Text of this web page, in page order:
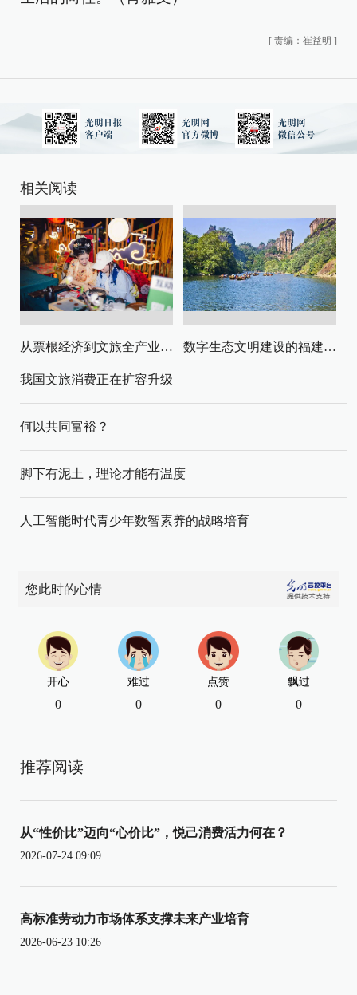
[ 责编：崔益明 ]
相关阅读
从票根经济到文旅全产业链升级 数字生态文明建设的福建路径与启示
我国文旅消费正在扩容升级
何以共同富裕？
脚下有泥土，理论才能有温度
人工智能时代青少年数智素养的战略培育
您此时的心情
开心
0
难过
0
点赞
0
飘过
0
推荐阅读
从“性价比”迈向“心价比”，悦己消费活力何在？
2026-07-24 09:09
高标准劳动力市场体系支撑未来产业培育
2026-06-23 10:26